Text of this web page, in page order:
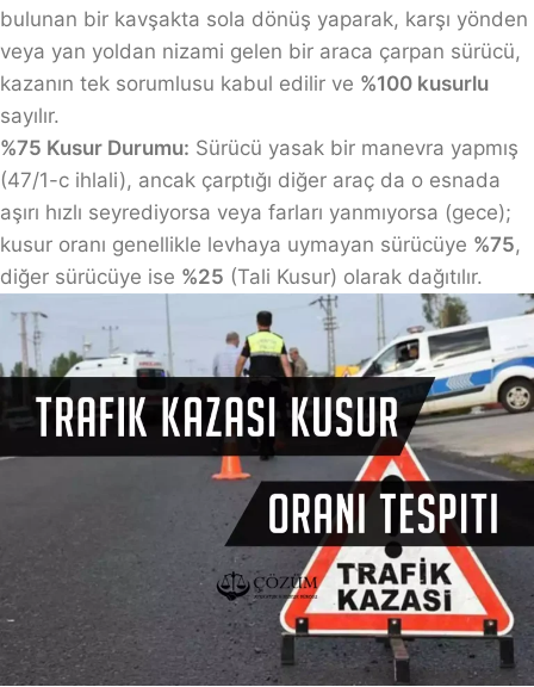
bulunan bir kavşakta sola dönüş yaparak, karşı yönden
veya yan yoldan nizami gelen bir araca çarpan sürücü,
kazanın tek sorumlusu kabul edilir ve %100 kusurlu
sayılır.
%75 Kusur Durumu: Sürücü yasak bir manevra yapmış
(47/1-c ihlali), ancak çarptığı diğer araç da o esnada
aşırı hızlı seyrediyorsa veya farları yanmıyorsa (gece);
kusur oranı genellikle levhaya uymayan sürücüye %75,
diğer sürücüye ise %25 (Tali Kusur) olarak dağıtılır.